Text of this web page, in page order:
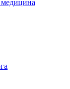
медицина